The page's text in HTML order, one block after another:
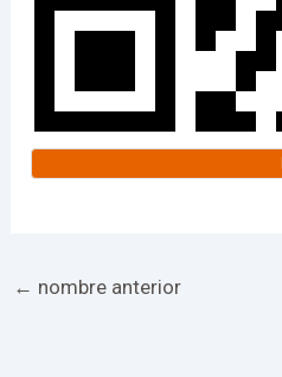
← nombre anterior